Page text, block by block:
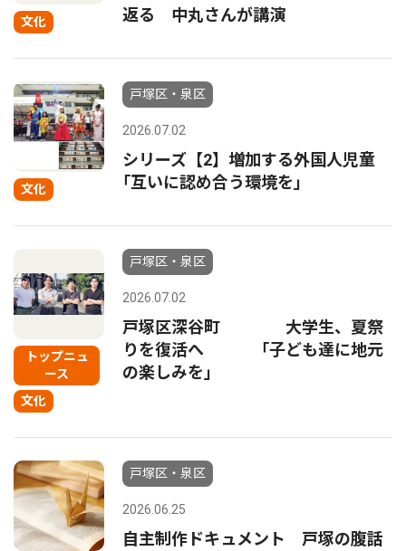
文化
返る 中丸さんが講演
文化
戸塚区・泉区
2026.07.02
シリーズ【2】増加する外国人児童
｢互いに認め合う環境を｣
トップニュ
ース
文化
戸塚区・泉区
2026.07.02
戸塚区深谷町 大学生、夏祭
りを復活へ 「子ども達に地元
の楽しみを」
戸塚区・泉区
2026.06.25
自主制作ドキュメント 戸塚の腹話